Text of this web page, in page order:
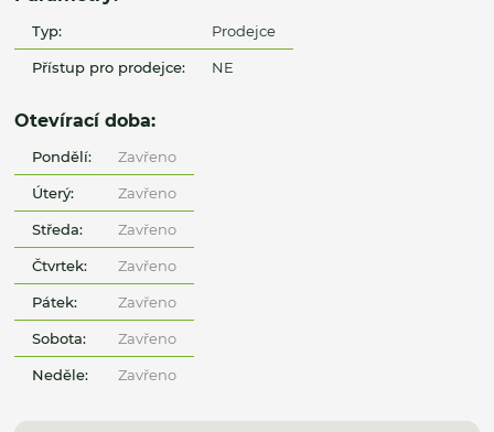
Typ: Prodejce
Přístup pro prodejce: NE
Otevírací doba:
Pondělí: Zavřeno
Úterý: Zavřeno
Středa: Zavřeno
Čtvrtek: Zavřeno
Pátek: Zavřeno
Sobota: Zavřeno
Neděle: Zavřeno